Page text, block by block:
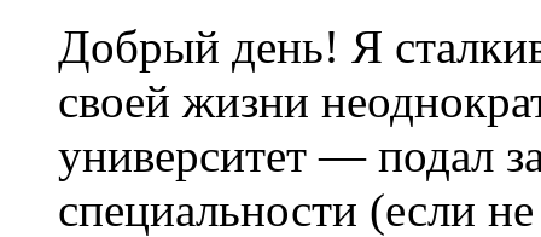
Добрый день! Я
своей жизни
университет — подал
специальности (если